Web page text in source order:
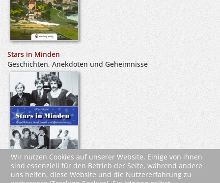
Stars in Minden
Geschichten, Anekdoten und Geheimnisse
Wir nutzen Cookies auf unserer Website. Einige von ihnen
sind essenziell für den Betrieb der Seite, während andere
uns helfen, diese Website und die Nutzererfahrung zu